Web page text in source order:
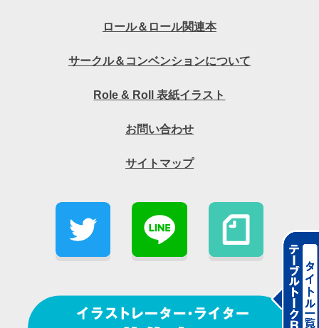
ロール＆ロール関連本
サークル＆コンベンションについて
Role & Roll 表紙イラスト
お問い合わせ
サイトマップ